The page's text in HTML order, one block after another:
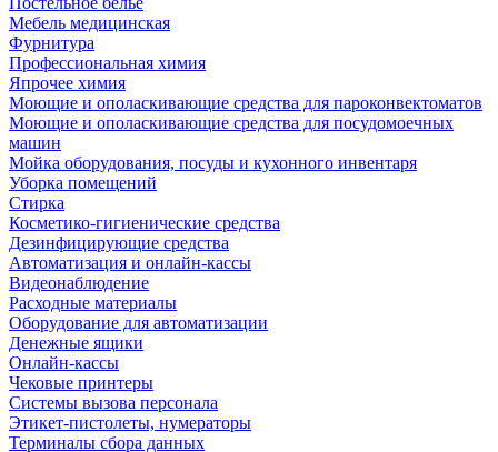
Мебель медицинская
Фурнитура
Профессиональная химия
Япрочее химия
Моющие и ополаскивающие средства для пароконвектоматов
Моющие и ополаскивающие средства для посудомоечных
машин
Мойка оборудования, посуды и кухонного инвентаря
Уборка помещений
Стирка
Косметико-гигиенические средства
Дезинфицирующие средства
Автоматизация и онлайн-кассы
Видеонаблюдение
Расходные материалы
Оборудование для автоматизации
Денежные ящики
Онлайн-кассы
Чековые принтеры
Системы вызова персонала
Этикет-пистолеты, нумераторы
Терминалы сбора данных